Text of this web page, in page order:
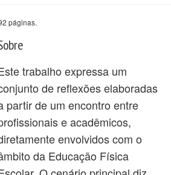
páginas.
trabalho expressa um
de reflexões elaboradas
partir de um encontro entre
e acadêmicos,
envolvidos com o
da Educação Física